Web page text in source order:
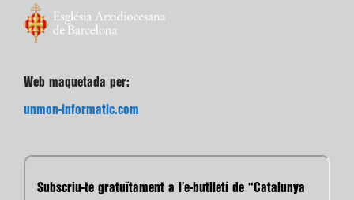
Web maquetada per:
unmon-informatic.com
Subscriu-te gratuïtament a l’e-butlletí de “Catalunya